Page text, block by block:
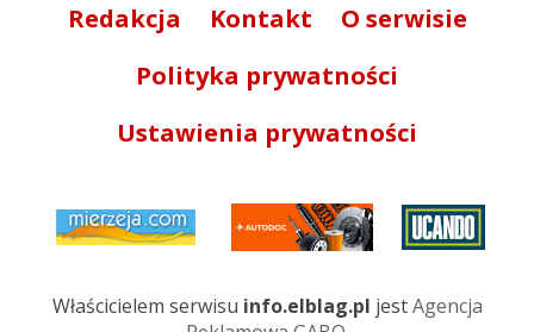
Redakcja Kontakt
O serwisie
Polityka prywatności
Ustawienia prywatności
Właścicielem serwisu info.elblag.pl jestAgencja